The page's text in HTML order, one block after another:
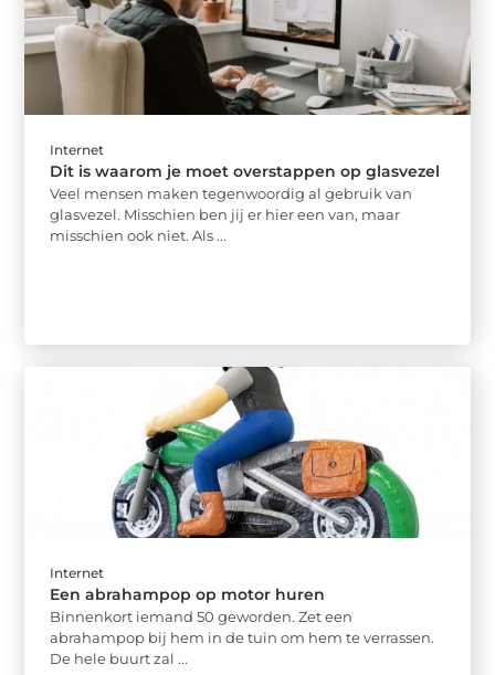
Internet
Dit is waarom je moet overstappen op glasvezel
Veel mensen maken tegenwoordig al gebruik van
glasvezel. Misschien ben jij er hier een van, maar
misschien ook niet. Als ...
Internet
Een abrahampop op motor huren
Binnenkort iemand 50 geworden. Zet een
abrahampop bij hem in de tuin om hem te verrassen.
De hele buurt zal ...